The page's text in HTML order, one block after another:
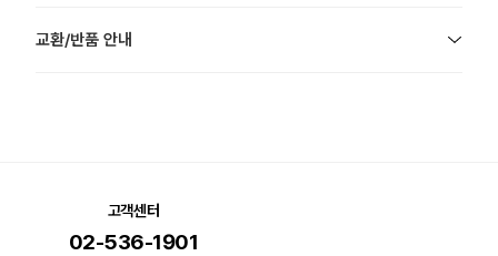
교환/반품 안내
고객센터
02-536-1901